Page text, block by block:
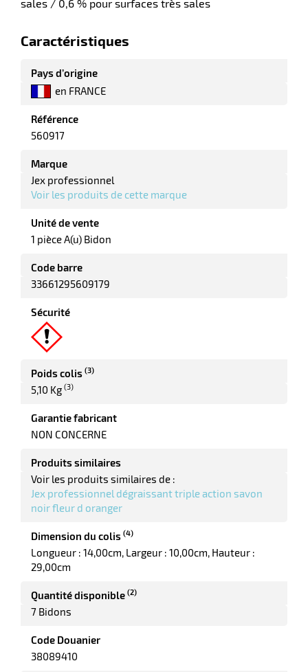
sales / 0,6 % pour surfaces très sales
Caractéristiques
Pays d’origine
en FRANCE
Référence
560917
Marque
Jex professionnel
Voir les produits de cette marque
Unité de vente
1 pièce A(u) Bidon
Code barre
33661295609179
Sécurité
Poids colis (3)
5,10 Kg (3)
Garantie fabricant
NON CONCERNE
Produits similaires
Voir les produits similaires de :
Jex professionnel dégraissant triple action savon
noir fleur d oranger
Dimension du colis (4)
Longueur : 14,00cm Largeur : 10,00cm Hauteur :
29,00cm
Quantité disponible (2)
7 Bidons
Code Douanier
38089410